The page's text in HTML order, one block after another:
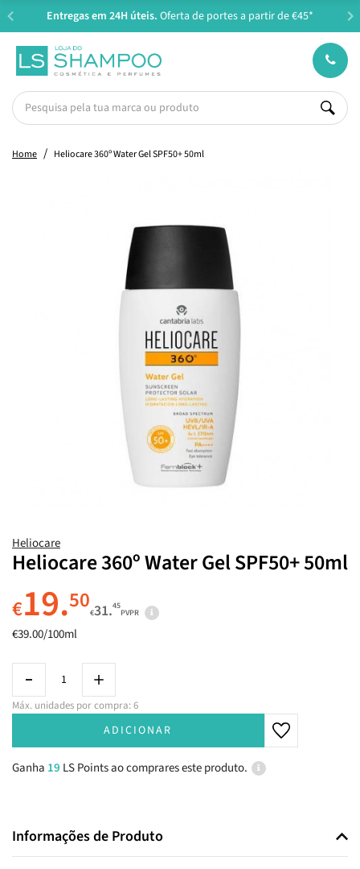
Entregas em 24H úteis. Oferta de portes a partir de €45*
Home Heliocare 360º Water Gel SPF50+ 50ml
Heliocare
Heliocare 360º Water Gel SPF50+ 50ml
€19.50€31.45
PVPR
€39.00/100ml
Máx. unidades por compra: 6
ADICIONAR
Ganha 19 LS Points ao comprares este produto.
Informações de Produto